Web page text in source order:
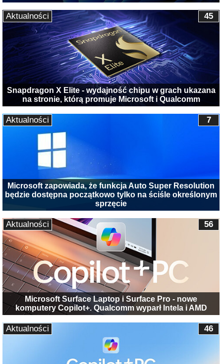
Snapdragon X Elite - wydajność chipu w grach ukazana
na stronie, którą promuje Microsoft i Qualcomm
45
Aktualności
Microsoft zapowiada, że funkcja Auto Super Resolution
będzie dostępna początkowo tylko na ściśle określonym
sprzęcie
7
Aktualności
Microsoft Surface Laptop i Surface Pro - nowe
komputery Copilot+. Qualcomm wyparł Intela i AMD
56
Aktualności
46
Aktualności